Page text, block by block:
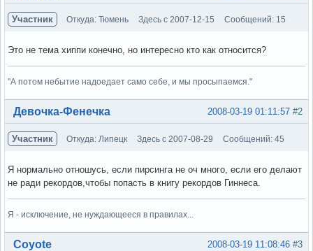
Участник Откуда: Тюмень Здесь с 2007-12-15 Сообщений: 15
Это не тема хиппи конечно, но интересно кто как относится?
"А потом небытие надоедает само себе, и мы просыпаемся."
Вне форума #2
2008-03-19 01:11:57
Девочка-Фенечка
Участник Откуда: Липецк Здесь с 2007-08-29 Сообщений: 45
Я нормально отношусь, если пирсинга не оч много, если его делают
не ради рекордов,чтобы попасть в книгу рекордов Гиннеса.
Я - исключение, не нуждающееся в правилах...
Вне форума #3
2008-03-19 11:08:46
Coyote